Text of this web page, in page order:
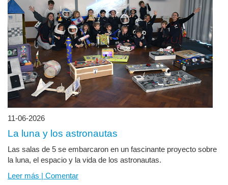
11-06-2026
La luna y los astronautas
Las salas de 5 se embarcaron en un fascinante proyecto sobre
la luna, el espacio y la vida de los astronautas.
Leer más | Comentar